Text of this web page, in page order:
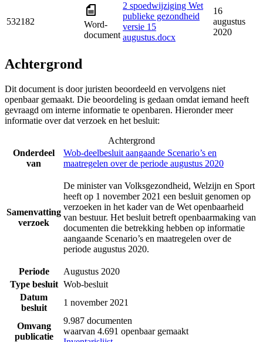
532182
Word-
document
2 spoedwijziging Wet
publieke gezondheid
versie 15
augustus.docx
16
augustus
2020
Achtergrond
Dit document is door juristen beoordeeld en vervolgens niet
openbaar gemaakt. Die beoordeling is gedaan omdat iemand heeft
gevraagd om interne informatie te openbaren. Hieronder meer
informatie over dat verzoek en het besluit:
Achtergrond
Onderdeel
van
Wob-deelbesluit aangaande Scenario’s en
maatregelen over de periode augustus 2020
Samenvatting
verzoek
De minister van Volksgezondheid, Welzijn en Sport
heeft op 1 november 2021 een besluit genomen op
verzoeken in het kader van de Wet openbaarheid
van bestuur. Het besluit betreft openbaarmaking van
documenten die betrekking hebben op informatie
aangaande Scenario’s en maatregelen over de
periode augustus 2020.
Periode
Augustus 2020
Type besluit Wob-besluit
Datum
besluit
1 november 2021
Omvang
publicatie
9.987 documenten
waarvan 4.691 openbaar gemaakt